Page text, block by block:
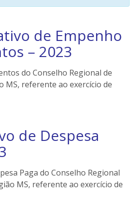
de Empenho
– 2023
do Conselho Regional de
MS, referente ao exercício de
de Despesa
Paga do Conselho Regional
MS, referente ao exercício de